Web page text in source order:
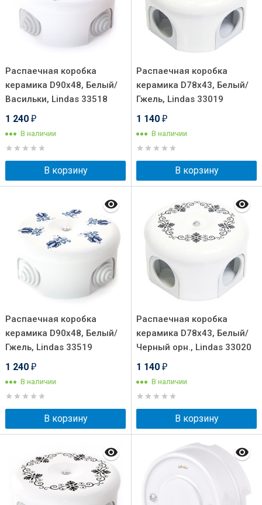
Распаечная коробка
керамика D90х48, Белый/
Васильки, Lindas 33518
1 240 ₽
В наличии
В корзину
Распаечная коробка
керамика D78х43, Белый/
Гжель, Lindas 33019
1 140 ₽
В наличии
В корзину
Распаечная коробка
керамика D90х48, Белый/
Гжель, Lindas 33519
1 240 ₽
В наличии
В корзину
Распаечная коробка
керамика D78х43, Белый/
Черный орн., Lindas 33020
1 140 ₽
В наличии
В корзину